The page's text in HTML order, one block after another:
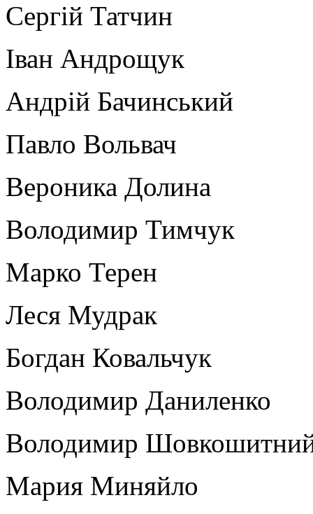
Сергій Татчин
Іван Андрощук
Андрій Бачинський
Павло Вольвач
Вероника Долина
Володимир Тимчук
Марко Терен
Леся Мудрак
Богдан Ковальчук
Володимир Даниленко
Володимир
Мария Миняйло